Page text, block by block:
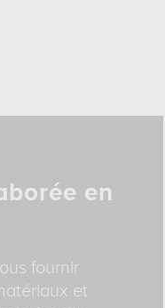
en
fournir
et